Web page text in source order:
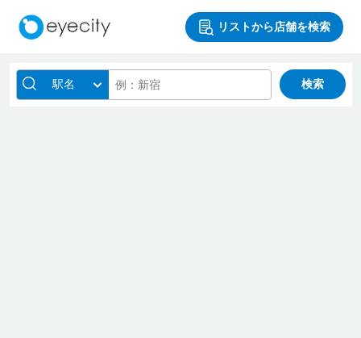
リストから店舗を検索
駅名 検索